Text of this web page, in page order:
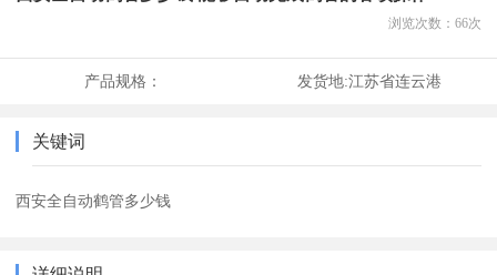
浏览次数： 66次
产品规格： 发货地:江苏省连云港
关键词
西安全自动鹤管多少钱